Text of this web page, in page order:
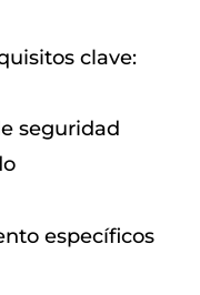
clave:
seguridad
específicos